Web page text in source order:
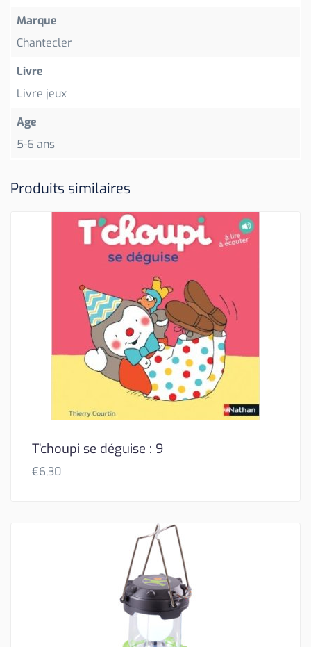
Marque
Chantecler
Livre
Livre jeux
Age
5-6 ans
Produits similaires
T’choupi se déguise : 9
€6,30